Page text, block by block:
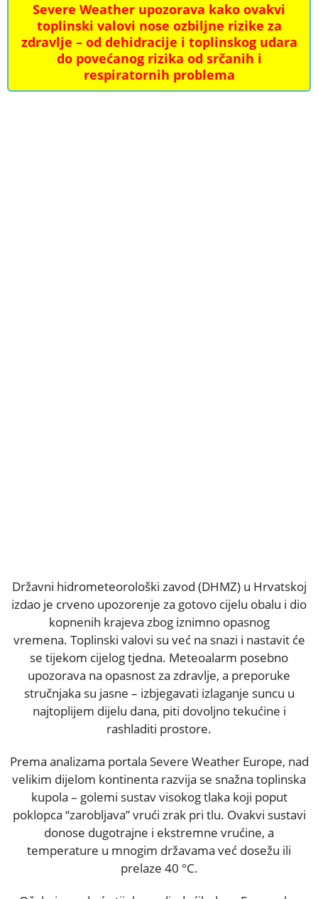
Severe Weather upozorava kako ovakvi
toplinski valovi nose ozbiljne rizike za
zdravlje – od dehidracije i toplinskog udara
do povećanog rizika od srčanih i
respiratornih problema
Državni hidrometeorološki zavod (DHMZ) u Hrvatskoj
izdao je crveno upozorenje za gotovo cijelu obalu i dio
kopnenih krajeva zbog iznimno opasnog
vremena. Toplinski valovi su već na snazi i nastavit će
se tijekom cijelog tjedna. Meteoalarm posebno
upozorava na opasnost za zdravlje, a preporuke
stručnjaka su jasne – izbjegavati izlaganje suncu u
najtoplijem dijelu dana, piti dovoljno tekućine i
rashladiti prostore.
Prema analizama portala Severe Weather Europe, nad
velikim dijelom kontinenta razvija se snažna toplinska
kupola – golemi sustav visokog tlaka koji poput
poklopca “zarobljava” vrući zrak pri tlu. Ovakvi sustavi
donose dugotrajne i ekstremne vrućine, a
temperature u mnogim državama već dosežu ili
prelaze 40 °C.